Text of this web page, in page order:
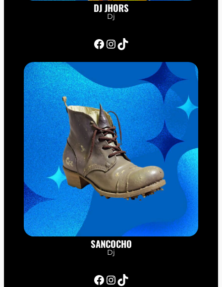
DJ JHORS
Dj
Facebook InstagramTikTok
SANCOCHO
Dj
Facebook InstagramTikTok